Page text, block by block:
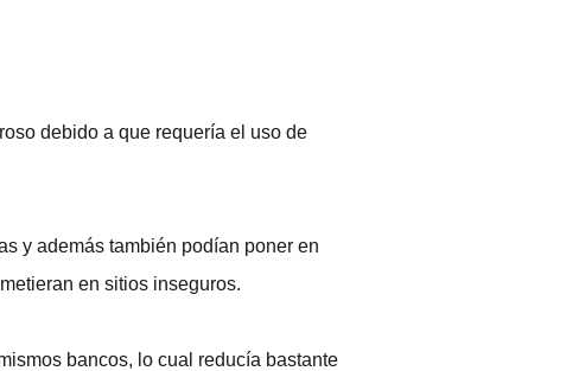
debido a que requería el uso de
y además también podían poner en
en sitios inseguros.
bancos, lo cual reducía bastante